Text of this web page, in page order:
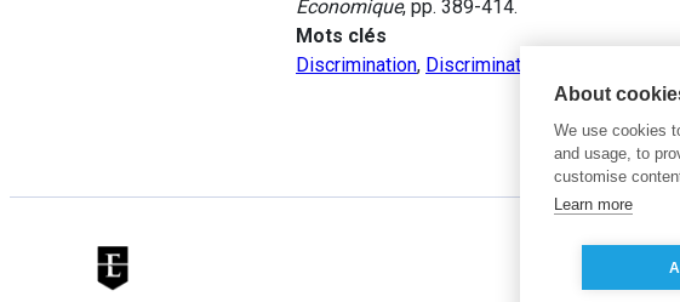
Economique, pp. 389-414.
Mots clés
Discrimination, Discrimination à l’embauche
About
We use cookies
and usage, to
customise
Learn more